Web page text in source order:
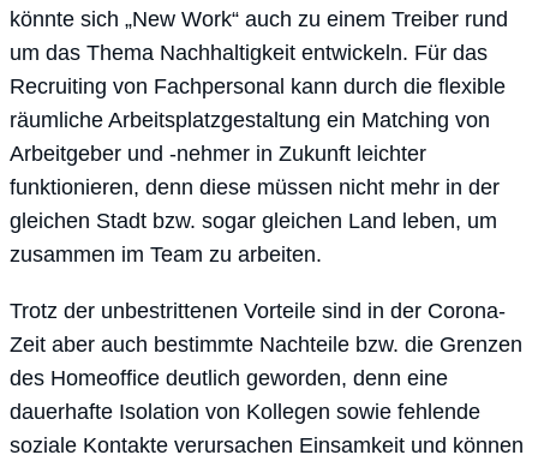
könnte sich „New Work“ auch zu einem Treiber rund
um das Thema Nachhaltigkeit entwickeln. Für das
Recruiting von Fachpersonal kann durch die flexible
räumliche Arbeitsplatzgestaltung ein Matching von
Arbeitgeber und -nehmer in Zukunft leichter
funktionieren, denn diese müssen nicht mehr in der
gleichen Stadt bzw. sogar gleichen Land leben, um
zusammen im Team zu arbeiten.
Trotz der unbestrittenen Vorteile sind in der Corona-
Zeit aber auch bestimmte Nachteile bzw. die Grenzen
des Homeoffice deutlich geworden, denn eine
dauerhafte Isolation von Kollegen sowie fehlende
soziale Kontakte verursachen Einsamkeit und können